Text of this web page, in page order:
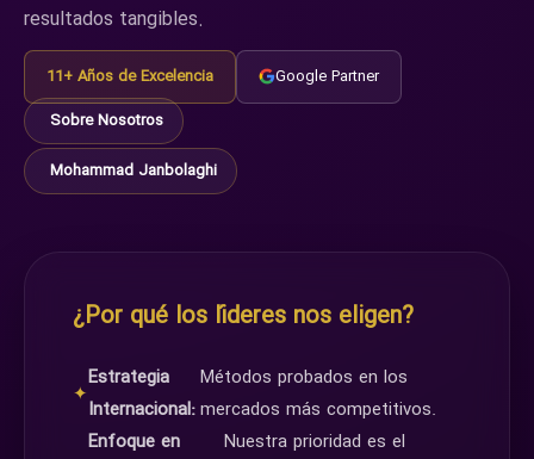
resultados tangibles.
11+ Años de Excelencia
Google Partner
Sobre Nosotros
Mohammad Janbolaghi
¿Por qué los líderes nos eligen?
✦
Estrategia
Internacional:
Métodos probados en los
mercados más competitivos.
Enfoque en
Nuestra prioridad es el